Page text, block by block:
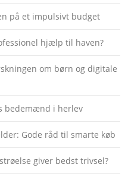
på et impulsivt budget
hjælp til haven?
om børn og digitale
bedemænd i herlev
Gode råd til smarte køb
giver bedst trivsel?